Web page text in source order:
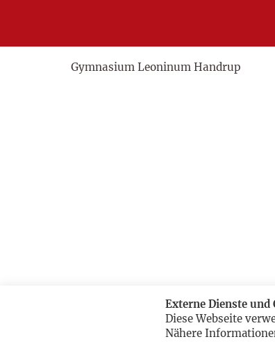
Gymnasium Leoninum Handrup
Externe Dienste und
Diese Webseite
Nähere